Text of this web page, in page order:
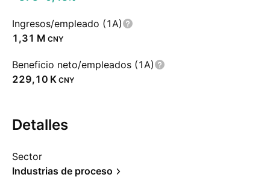
Ingresos/empleado (1A)
‪1,31 M‬ CNY
Beneficio neto/empleados (1A)
‪229,10 K‬ CNY
Detalles
Sector
Industrias de proceso